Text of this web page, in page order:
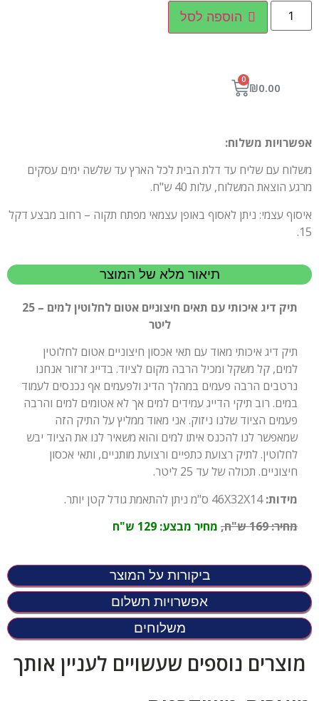
הוספה לסל
₪0.00
0
אפשרויות משלוח:
משלוח עם שליח עד דלת הבית לכל הארץ עד שלשה ימים עסקים
מרגע הוצאת המשלוח, עלות 40 ש"ח.
איסוף עצמי: ניתן לאסוף באופן עצמאי מפתח תקוה – רחוב מבצע דקל
15.
תיאור מלא של המוצר
ביקורות על המוצר
אפשרויות תשלום
משלוחים
תיק דיג איכותי עם תאים חיצוניים אטום לחלוטין למים – 25
ליטר
תיק דיג איכותי מאוד עם תאי אכסון חיצוניים אטום לחלוטין
למים, קל משקל ומכיל הרבה מקום לציוד. בדייג זרזור אנחנו
נרטבים הרבה פעמים במהלך הדיג ולפעמים אף נכנסים לעמוד
במים. רוב תיקי הדייג עמידים למים אך לא אטומים למים והרבה
פעמים הציוד שלנו ניזוק. אני מאוד ממליץ על התיק הזה
שמאפשר לנו להכנס איתו למים והוא משאיר לנו את הציוד יבש
לחלוטין. לתיק רצועת כתפיים ורצועת מותניים, ותאי אכסון
חיצוניים. תכולה של עד 25 ליטר.
מידות:46X32X14 ס"מ ניתן להתאמת גודל קטן יותר.
מחיר:
169ש"ח, מחיר מבצע: 129 ש"ח
מוצרים נוספים שעשויים לעניין אותך